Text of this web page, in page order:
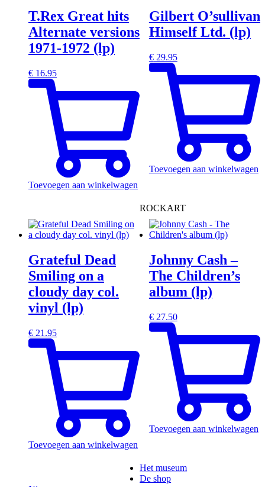
T.Rex Great hits
Alternate versions
1971-1972 (lp)
€ 16.95
Toevoegen aan winkelwagen
Gilbert O’sullivan
Himself Ltd. (lp)
€29.95
Toevoegen aan winkelwagen
Grateful Dead
Smiling on a
cloudy day col.
vinyl (lp)
€ 21.95
Toevoegen aan winkelwagen
Johnny Cash –
The Children’s
album (lp)
€27.50
Toevoegen aan winkelwagen
ROCKART
Het museum
De shop